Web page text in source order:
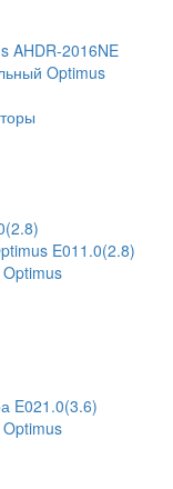
Optimus
E011.0(2.8)
E021.0(3.6)